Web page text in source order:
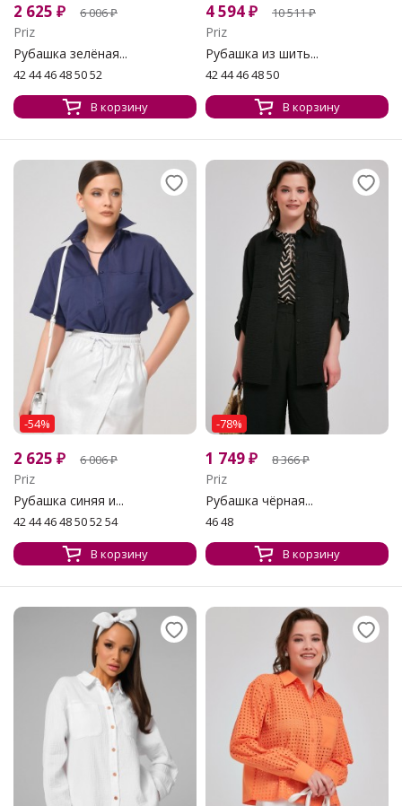
2 625 ₽ 6 006₽
Priz
Рубашка зелёная...
42 44 46 48 50 52
В корзину
4 594₽ 10 511₽
Priz
Рубашка из шить...
42 44 46 48 50
В корзину
-54%
2 625 ₽ 6 006₽
Priz
Рубашка синяя и...
42 44 46 48 50 52 54
В корзину
-78%
1 749₽ 8 366₽
Priz
Рубашка чёрная...
46 48
В корзину